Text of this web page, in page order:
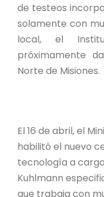
PROGRAMAS Y
PROGRAMAS
PROYECTO
REPOSITORIO
CONTACTO
de testeos
solamente con
local, el
próximamente
Norte de Misiones.
El 16 de abril, el
habilitó el nuevo
tecnología a
Kuhlmann
que trabaja con